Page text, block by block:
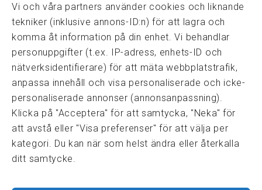
Vi och våra partners använder cookies och liknande
tekniker (inklusive annons-ID:n) för att lagra och
komma åt information på din enhet. Vi behandlar
personuppgifter (t.ex. IP-adress, enhets-ID och
nätverksidentifierare) för att mäta webbplatstrafik,
anpassa innehåll och visa personaliserade och icke-
personaliserade annonser (annonsanpassning).
Klicka på "Acceptera" för att samtycka, "Neka" för
att avstå eller "Visa preferenser" för att välja per
kategori. Du kan när som helst ändra eller återkalla
ditt samtycke.
kansli@fmf.se
Snabblänkar
Prisexempel
Medarbetare
Policies & integritet
Information om Cookie-hantering och Google Analytics
Integritetspolicy
Dataskyddsförordningen